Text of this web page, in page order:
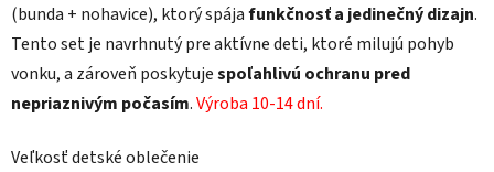
(bunda + nohavice), ktorý spájafunkčnosť a jedinečný dizajn.
Tento set je navrhnutý pre aktívne deti, ktoré milujú pohyb
vonku, a zároveň poskytujespoľahlivú ochranu pred
nepriaznivým počasím.Výroba 10-14 dní.
Veľkosť detské oblečenie